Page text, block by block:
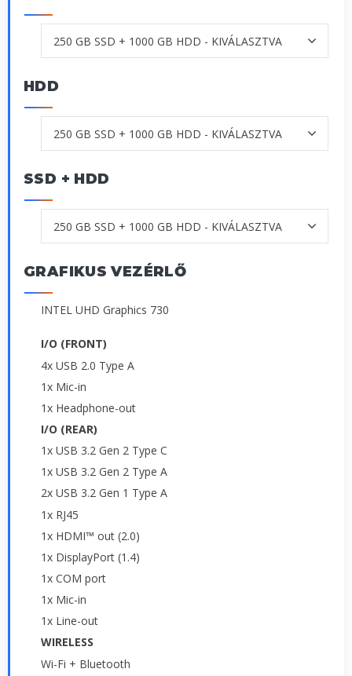
HDD
SSD + HDD
GRAFIKUS VEZÉRLŐ
INTEL UHD Graphics 730
I/O (FRONT)
4x USB 2.0 Type A
1x Mic-in
1x Headphone-out
I/O (REAR)
1x USB 3.2 Gen 2 Type C
1x USB 3.2 Gen 2 Type A
2x USB 3.2 Gen 1 Type A
1x RJ45
1x HDMI™ out (2.0)
1x DisplayPort (1.4)
1x COM port
1x Mic-in
1x Line-out
WIRELESS
Wi-Fi + Bluetooth